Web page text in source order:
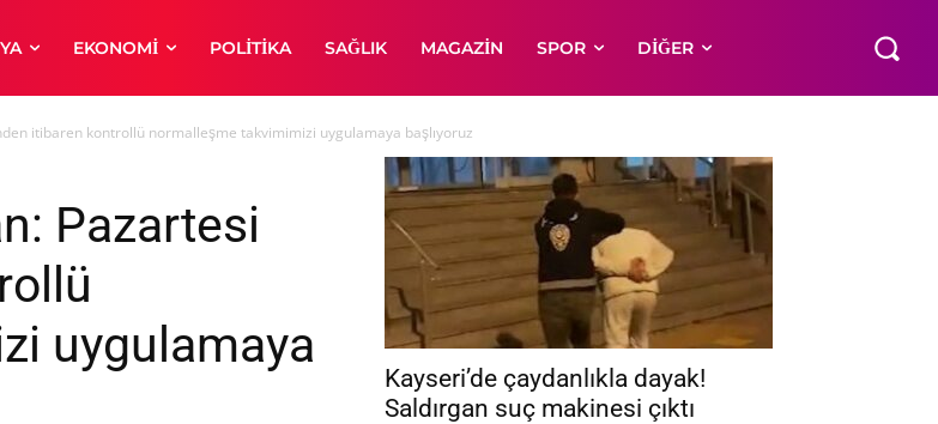
EKONOMI POLITIKA SAĞLIK MAGAZIN SPOR DIĞER
itibaren kontrollü normalleşme takvimimizi uygulamaya başlıyoruz
Pazartesi
uygulamaya
Kayseri’de çaydanlıkla dayak!
Saldırgan suç makinesi çıktı